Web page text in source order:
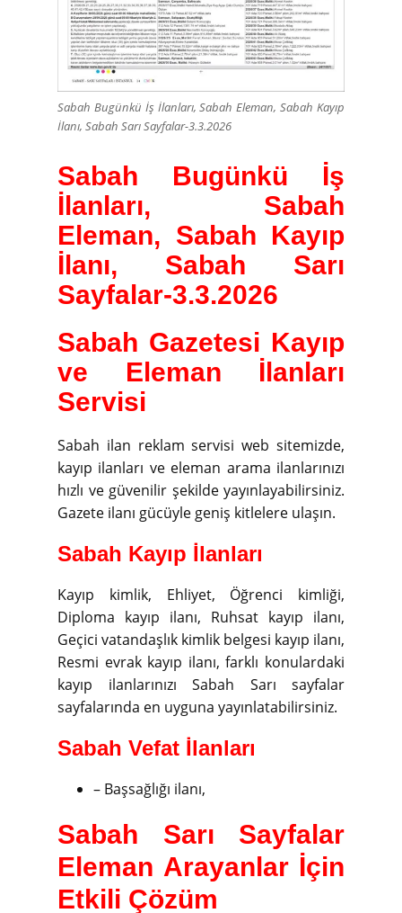
Sabah Bugünkü İş İlanları, Sabah Eleman, Sabah Kayıp
İlanı, Sabah Sarı Sayfalar-3.3.2026
Sabah Bugünkü İş
İlanları, Sabah
Eleman, Sabah Kayıp
İlanı, Sabah Sarı
Sayfalar-3.3.2026
Sabah Gazetesi Kayıp
ve Eleman İlanları
Servisi
Sabah ilan reklam servisi web sitemizde,
kayıp ilanları ve eleman arama ilanlarınızı
hızlı ve güvenilir şekilde yayınlayabilirsiniz.
Gazete ilanı gücüyle geniş kitlelere ulaşın.
Sabah Kayıp İlanları
Kayıp kimlik, Ehliyet, Öğrenci kimliği,
Diploma kayıp ilanı, Ruhsat kayıp ilanı,
Geçici vatandaşlık kimlik belgesi kayıp ilanı,
Resmi evrak kayıp ilanı, farklı konulardaki
kayıp ilanlarınızı Sabah Sarı sayfalar
sayfalarında en uyguna yayınlatabilirsiniz.
Sabah Vefat İlanları
– Başsağlığı ilanı,
Sabah Sarı Sayfalar
Eleman Arayanlar İçin
Etkili Çözüm